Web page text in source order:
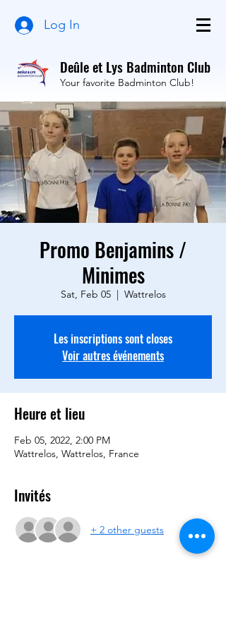
Log In
Deûle et Lys Badminton Club
Your favorite Badminton Club!
Promo Benjamins /
Minimes
Sat, Feb 05
  |
Wattrelos
Les inscriptions sont closes
Voir autres événements
Heure et lieu
Feb 05, 2022, 2:00 PM
Wattrelos, Wattrelos, France
Invités
+ 2 other guests